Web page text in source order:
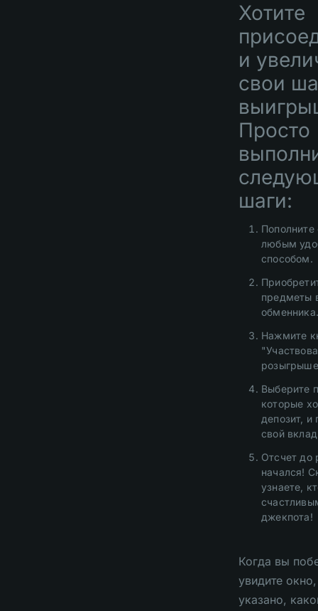
Хотите
и
свои
Просто
шаги:
Пополните
любым
способом.
предметы
обменника.
Нажмите
Выберите
которые
депозит, и
свой
Отсчет до
начался!
узнаете,
джекпота!
Когда вы
увидите
указано,